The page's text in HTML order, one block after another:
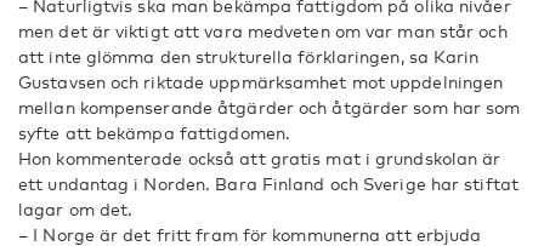
– Naturligtvis ska man bekämpa fattigdom på olika nivåer
men det är viktigt att vara medveten om var man står och
att inte glömma den strukturella förklaringen, sa Karin
Gustavsen och riktade uppmärksamhet mot uppdelningen
mellan kompenserande åtgärder och åtgärder som har som
syfte att bekämpa fattigdomen.
Hon kommenterade också att gratis mat i grundskolan är
ett undantag i Norden. Bara Finland och Sverige har stiftat
lagar om det.
– I Norge är det fritt fram för kommunerna att erbjuda